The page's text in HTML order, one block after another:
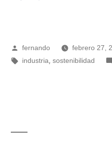
fernando febrero 27,
industria,sostenibilidad